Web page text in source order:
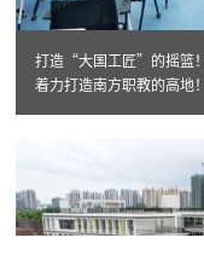
打造“大国工匠”的摇篮
着力打造南方职教的高地！